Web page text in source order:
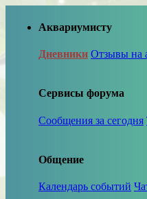
Аквариумисту
Дневники Отзывы на
Сервисы форума
Сообщения за сегодня
Общение
Календарь событий